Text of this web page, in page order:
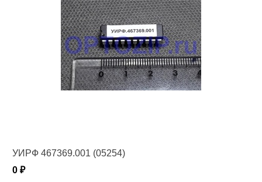
УИРФ 467369.001 (05254)
0 ₽